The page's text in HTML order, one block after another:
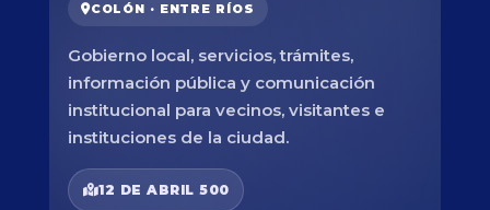
COLÓN · ENTRE RÍOS
Gobierno local, servicios, trámites,
información pública y comunicación
institucional para vecinos, visitantes e
instituciones de la ciudad.
12 DE ABRIL 500